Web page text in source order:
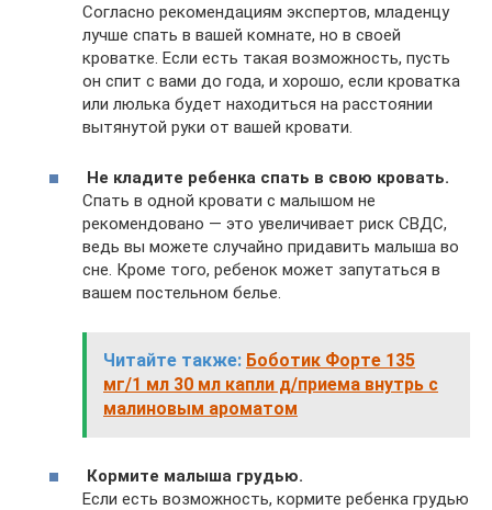
Согласно рекомендациям экспертов, младенцу
лучше спать в вашей комнате, но в своей
кроватке. Если есть такая возможность, пусть
он спит с вами до года, и хорошо, если кроватка
или люлька будет находиться на расстоянии
вытянутой руки от вашей кровати.
Не кладите ребенка спать в свою кровать.
Спать в одной кровати с малышом не
рекомендовано — это увеличивает риск СВДС,
ведь вы можете случайно придавить малыша во
сне. Кроме того, ребенок может запутаться в
вашем постельном белье.
Читайте также: Боботик Форте 135
мг/1 мл 30 мл капли д/приема внутрь с
малиновым ароматом
Кормите малыша грудью.
Если есть возможность, кормите ребенка грудью